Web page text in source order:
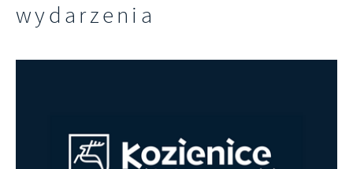
wydarzenia